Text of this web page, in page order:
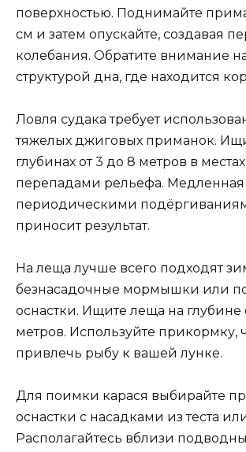
поверхностью. Поднимайте
см и затем опускайте, создавая
колебания. Обратите внимание
структурой дна, где находится
Ловля судака требует
тяжелых джиговых приманок.
глубинах от 3 до 8 метров в
перепадами рельефа. Медленная
периодическими
приносит результат.
На леща лучше всего подходят
безнасадочные мормышки или
оснастки. Ищите леща на глубине
метров. Используйте прикормку,
привлечь рыбу к вашей лунке.
Для поимки карася выбирайте
оснастки с насадками из теста
Располагайтесь вблизи